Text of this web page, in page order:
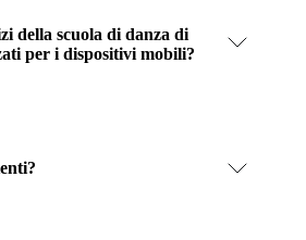
della scuola di danza di
per i dispositivi mobili?